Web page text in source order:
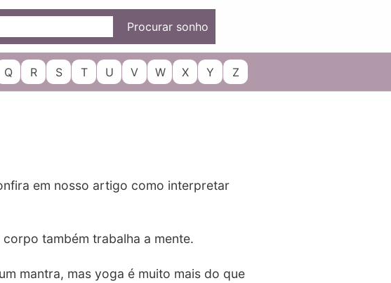
Procurar sonho
Q R S T U V W X Y Z
em nosso artigo como interpretar
também trabalha a mente.
mantra, mas yoga é muito mais do que